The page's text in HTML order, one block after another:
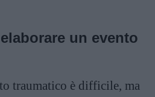
un evento
traumatico è difficile, ma